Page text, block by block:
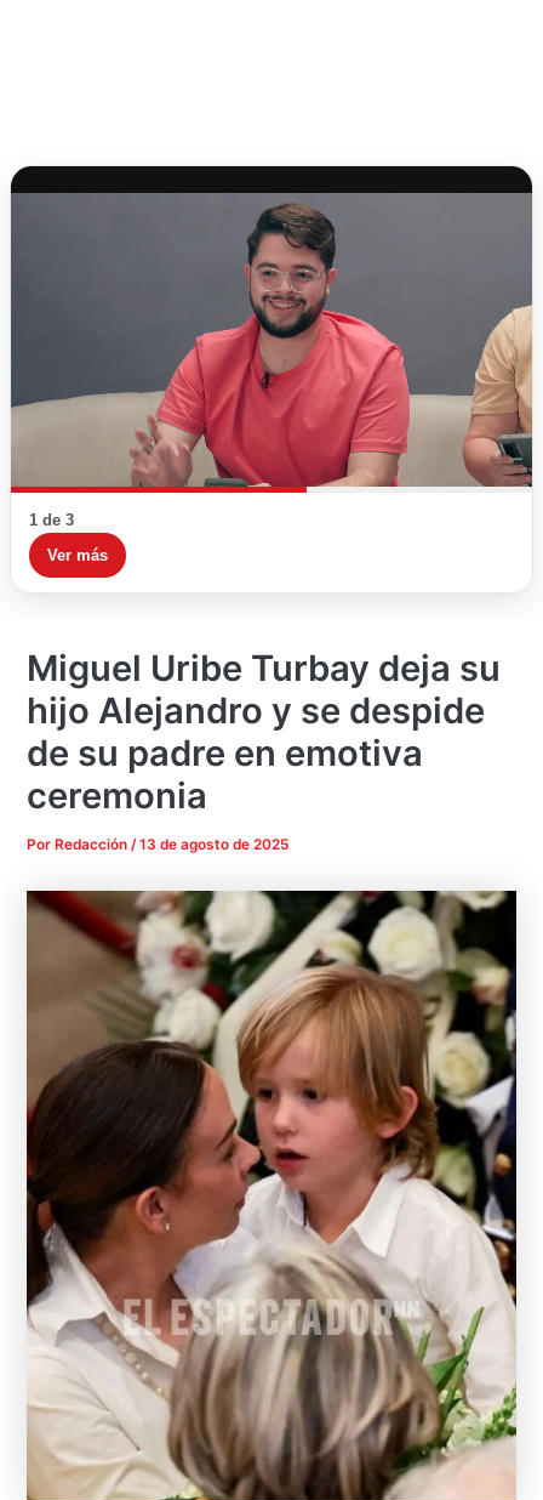
1 de 3
Ver más
Miguel Uribe Turbay deja su
hijo Alejandro y se despide
de su padre en emotiva
ceremonia
Por Redacción/13 de agosto de 2025